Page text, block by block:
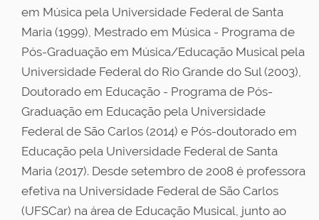
em Música pela Universidade Federal de Santa
Maria (1999), Mestrado em Música - Programa de
Pós-Graduação em Música/Educação Musical pela
Universidade Federal do Rio Grande do Sul (2003),
Doutorado em Educação - Programa de Pós-
Graduação em Educação pela Universidade
Federal de São Carlos (2014) e Pós-doutorado em
Educação pela Universidade Federal de Santa
Maria (2017). Desde setembro de 2008 é professora
efetiva na Universidade Federal de São Carlos
(UFSCar) na área de Educação Musical, junto ao